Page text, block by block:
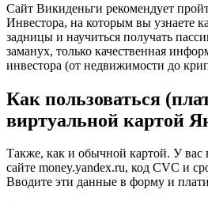
Сайт Викиденьги рекомендует
Инвестора, на которым вы узнаете
задницы и научиться получать
заманух, только качественная
инвестора (от недвижимости до
Как пользоваться
виртуальной картой
Также, как и обычной картой. У вас
сайте money.yandex.ru, код CVC и
Вводите эти данные в форму и